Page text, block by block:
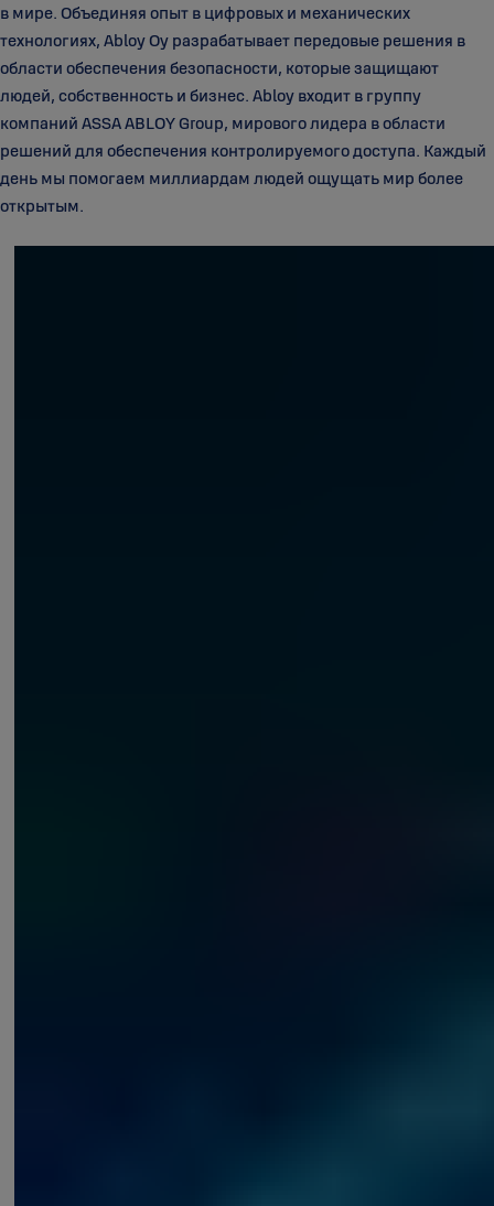
в мире. Объединяя опыт в цифровых и механических
технологиях, Abloy Oy разрабатывает передовые решения в
области обеспечения безопасности, которые защищают
людей, собственность и бизнес. Abloy входит в группу
компаний ASSA ABLOY Group, мирового лидера в области
решений для обеспечения контролируемого доступа. Каждый
день мы помогаем миллиардам людей ощущать мир более
открытым.